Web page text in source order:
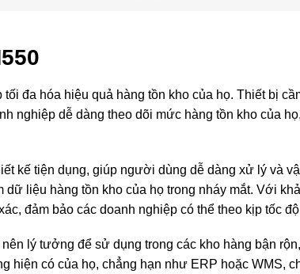
đa hóa hiệu quả hàng tồn kho của họ. Thiết bị
nghiệp dễ dàng theo dõi mức hàng tồn kho của
kế tiện dụng, giúp người dùng dễ dàng xử lý và
liệu hàng tồn kho của họ trong nháy mắt. Với
đảm bảo các doanh nghiệp có thể theo kịp tốc
lý tưởng để sử dụng trong các kho hàng bận
hiện có của họ, chẳng hạn như ERP hoặc WMS,